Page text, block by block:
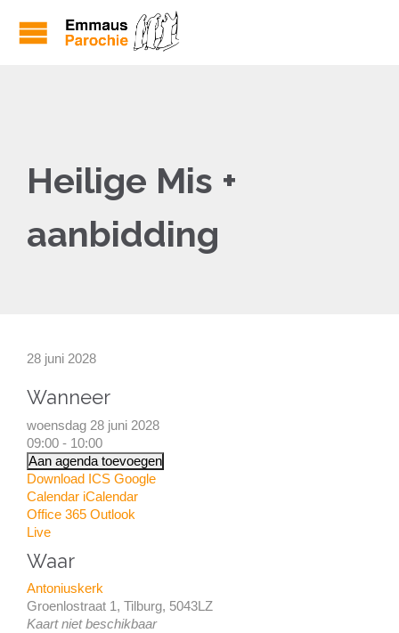
Heilige Mis +
aanbidding
28 juni 2028
Wanneer
woensdag 28 juni 2028
09:00 - 10:00
Aan agenda toevoegen
Download ICS Google
Calendar iCalendar
Office 365 Outlook
Live
Waar
Antoniuskerk
Groenlostraat 1, Tilburg, 5043LZ
Kaart niet beschikbaar